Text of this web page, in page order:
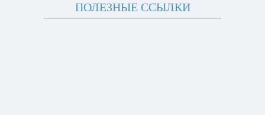
ПОЛЕЗНЫЕ ССЫЛКИ